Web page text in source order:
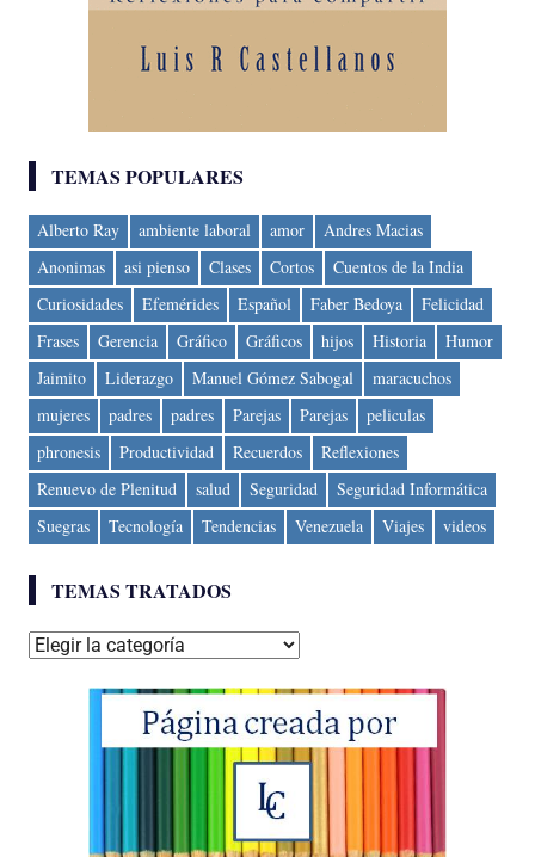
TEMAS POPULARES
Alberto Ray ambiente laboral amor
Andres Macias
Anonimas
asi pienso Clases Cortos
Cuentos de la India
Curiosidades
Efemérides Español Faber Bedoya
Felicidad
Frases
Gerencia Gráfico Gráficos hijos Historia
Humor
Jaimito
Liderazgo Manuel Gómez Sabogal
maracuchos
mujeres
padres padres Parejas Parejas
peliculas
phronesis
Productividad Recuerdos
Reflexiones
Renuevo de Plenitud
salud Seguridad
Seguridad Informática
Suegras
Tecnología Tendencias Venezuela Viajes videos
TEMAS TRATADOS
Temas